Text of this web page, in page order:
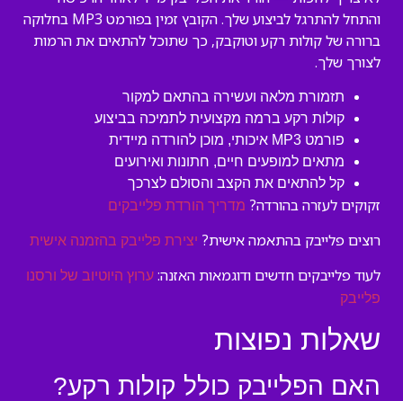
והתחל להתרגל לביצוע שלך. הקובץ זמין בפורמט MP3 בחלוקה
ברורה של קולות רקע וטוקבק, כך שתוכל להתאים את הרמות
לצורך שלך.
תזמורת מלאה ועשירה בהתאם למקור
קולות רקע ברמה מקצועית לתמיכה בביצוע
פורמט MP3 איכותי, מוכן להורדה מיידית
מתאים למופעים חיים, חתונות ואירועים
קל להתאים את הקצב והסולם לצרכך
זקוקים לעזרה בהורדה? מדריך הורדת פלייבקים
רוצים פלייבק בהתאמה אישית? יצירת פלייבק בהזמנה אישית
לעוד פלייבקים חדשים ודוגמאות האזנה: ערוץ היוטיוב של ורסנו
פלייבק
שאלות נפוצות
האם הפלייבק כולל קולות רקע?